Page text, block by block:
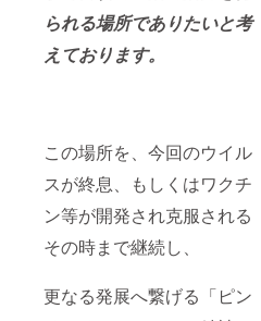
られる場所でありたいと考
えております。
この場所を、今回のウイル
スが終息、もしくはワクチ
ン等が開発され克服される
その時まで継続し、
更なる発展へ繋げる「ピン